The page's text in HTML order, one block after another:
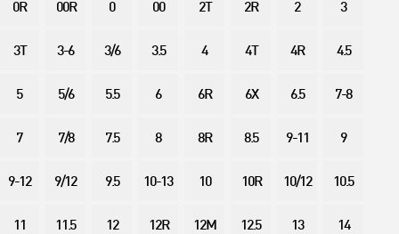
0R 00R 0 00 2T 2R 2 3
3T 3-6 3/6 3.5 4 4T 4R 4.5
5 5/6 5.5 6 6R 6X 6.5 7-8
7 7/8 7.5 8 8R 8.5 9-11 9
9-12 9/12 9.5 10-13 10 10R 10/12 10.5
11 11.5 12 12R 12M 12.5 13 14